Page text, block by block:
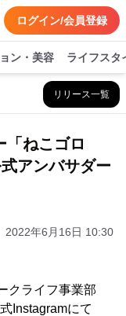
ログイン/会員登録
ン・美容 ライフスタ
リリース一覧
「ねこゴロ
アンバサダー
2022年6月16日 10:30
クライフ事業部
Instagramにて